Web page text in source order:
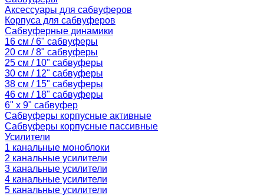
Аксессуары для сабвуферов
Корпуса для сабвуферов
Сабвуферные динамики
16 см / 6" сабвуферы
20 см / 8" сабвуферы
25 см / 10" сабвуферы
30 см / 12" сабвуферы
38 см / 15" сабвуферы
46 см / 18" сабвуферы
6" x 9" сабвуфер
Сабвуферы корпусные активные
Сабвуферы корпусные пассивные
Усилители
1 канальные моноблоки
2 канальные усилители
3 канальные усилители
4 канальные усилители
5 канальные усилители